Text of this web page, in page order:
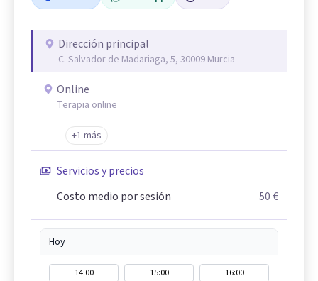
Dirección principal
C. Salvador de Madariaga, 5, 30009 Murcia
Online
Terapia online
+1 más
Servicios y precios
Costo medio por sesión
50 €
Hoy
14:00 15:00
16:00